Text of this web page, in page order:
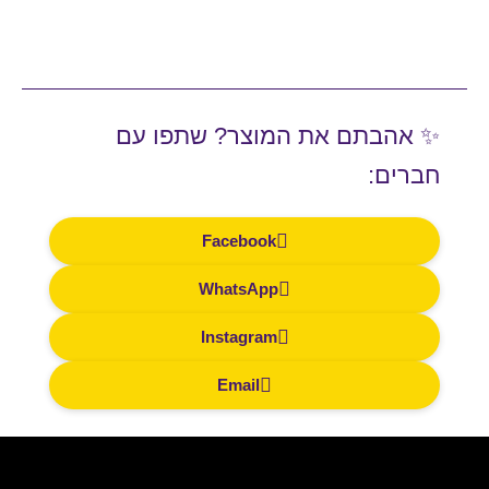
✨ אהבתם את המוצר? שתפו עם
חברים:
Facebook
WhatsApp
Instagram
Email